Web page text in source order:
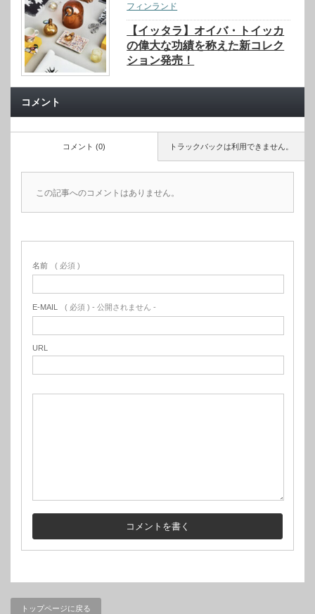
フィンランド
【イッタラ】オイバ・トイッカ
の偉大な功績を称えた新コレク
ション発売！
コメント
トラックバックは利用できません。
コメント (0)
この記事へのコメントはありません。
名前 ( 必須 )
E-MAIL ( 必須 ) - 公開されません -
URL
トップページに戻る